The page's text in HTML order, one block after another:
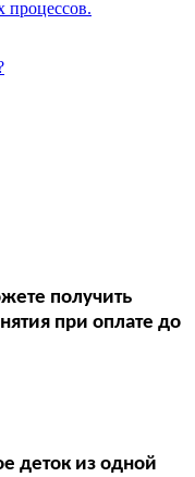
процессов.
получить
при оплате до
деток из одной